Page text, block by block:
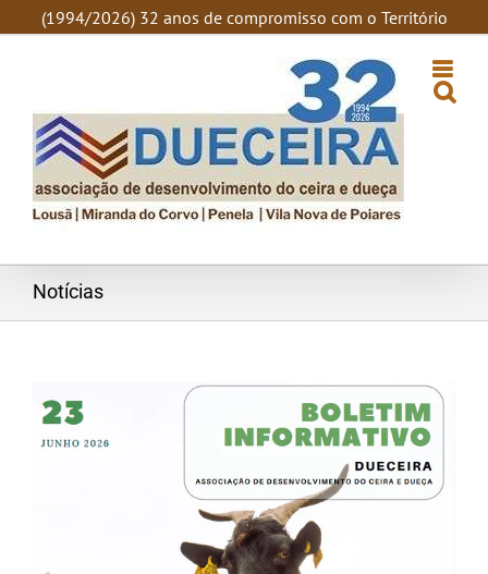
(1994/2026) 32 anos de compromisso com o Território
Notícias